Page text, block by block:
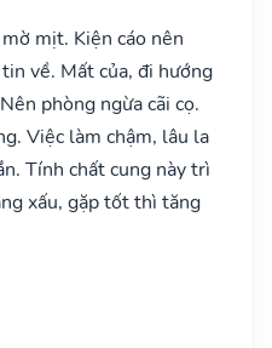
mịt. Kiện cáo nên
về. Mất của, đi hướng
phòng ngừa cãi cọ.
Việc làm chậm, lâu la
Tính chất cung này trì
xấu, gặp tốt thì tăng